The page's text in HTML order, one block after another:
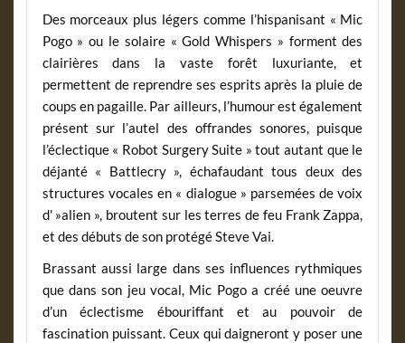
Des morceaux plus légers comme l’hispanisant « Mic
Pogo » ou le solaire « Gold Whispers » forment des
clairières dans la vaste forêt luxuriante, et
permettent de reprendre ses esprits après la pluie de
coups en pagaille. Par ailleurs, l’humour est également
présent sur l’autel des offrandes sonores, puisque
l’éclectique « Robot Surgery Suite » tout autant que le
déjanté « Battlecry », échafaudant tous deux des
structures vocales en « dialogue » parsemées de voix
d' »alien », broutent sur les terres de feu Frank Zappa,
et des débuts de son protégé Steve Vai.
Brassant aussi large dans ses influences rythmiques
que dans son jeu vocal, Mic Pogo a créé une oeuvre
d’un éclectisme ébouriffant et au pouvoir de
fascination puissant. Ceux qui daigneront y poser une